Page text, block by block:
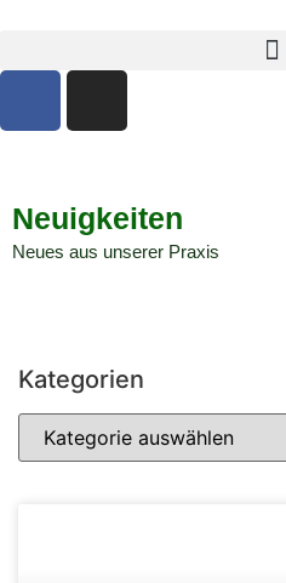
Neuigkeiten
Neues aus unserer Praxis
Kategorien